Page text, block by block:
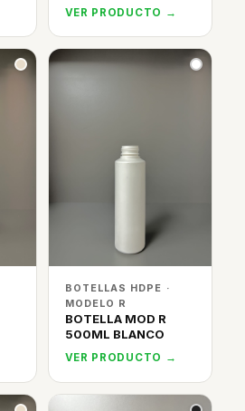
VER PRODUCTO →
BOTELLAS HDPE ·
MODELO R
BOTELLA MOD R
500ML BLANCO
VER PRODUCTO →